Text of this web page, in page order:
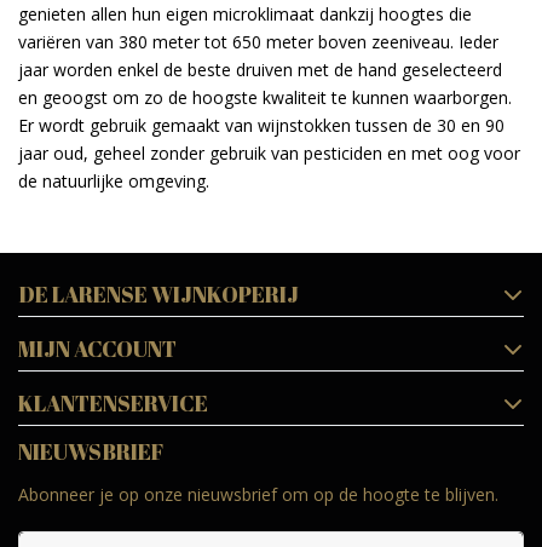
genieten allen hun eigen microklimaat dankzij hoogtes die
variëren van 380 meter tot 650 meter boven zeeniveau. Ieder
jaar worden enkel de beste druiven met de hand geselecteerd
en geoogst om zo de hoogste kwaliteit te kunnen waarborgen.
Er wordt gebruik gemaakt van wijnstokken tussen de 30 en 90
jaar oud, geheel zonder gebruik van pesticiden en met oog voor
de natuurlijke omgeving.
DE LARENSE WIJNKOPERIJ
MIJN ACCOUNT
KLANTENSERVICE
NIEUWSBRIEF
Abonneer je op onze nieuwsbrief om op de hoogte te blijven.